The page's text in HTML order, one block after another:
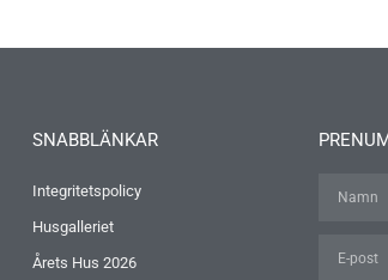
SNABBLÄNKAR
Integritetspolicy
Husgalleriet
Årets Hus 2026